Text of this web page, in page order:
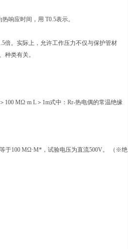
响应时间，用 T0.5表示。
倍。实际上，允许工作压力不仅与保护管材
种类有关。
MΩ·m L＞1m式中：Rr-热电偶的常温绝缘
于100 MΩ·M*，试验电压为直流500V。 （ ※绝